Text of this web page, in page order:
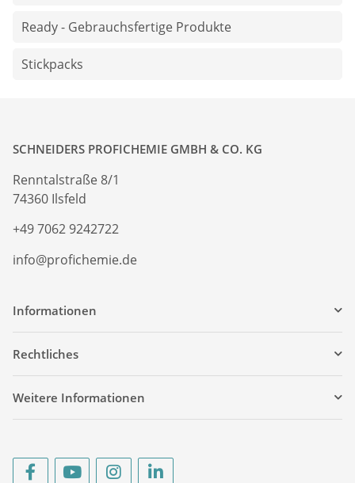
Ready - Gebrauchsfertige Produkte
Stickpacks
SCHNEIDERS PROFICHEMIE GMBH & CO. KG
Renntalstraße 8/1
74360 Ilsfeld
+49 7062 9242722
info@profichemie.de
Informationen
Rechtliches
Weitere Informationen